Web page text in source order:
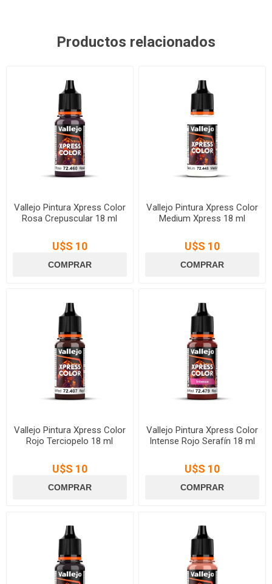
Productos relacionados
Vallejo Pintura Xpress Color
Rosa Crepuscular 18 ml
U$S 10
Vallejo Pintura Xpress Color
Medium Xpress 18 ml
U$S 10
Vallejo Pintura Xpress Color
Rojo Terciopelo 18 ml
U$S 10
Vallejo Pintura Xpress Color
Intense Rojo Serafín 18 ml
U$S 10